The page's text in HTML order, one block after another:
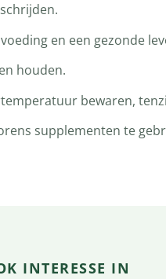
en een gezonde
houden.
bewaren,
supplementen te
INTERESSE IN